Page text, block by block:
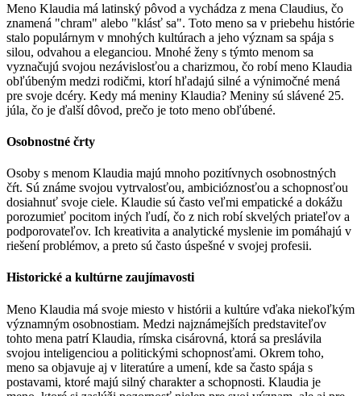
Meno Klaudia má latinský pôvod a vychádza z mena Claudius, čo
znamená "chram" alebo "klásť sa". Toto meno sa v priebehu histórie
stalo populárnym v mnohých kultúrach a jeho význam sa spája s
silou, odvahou a eleganciou. Mnohé ženy s týmto menom sa
vyznačujú svojou nezávislosťou a charizmou, čo robí meno Klaudia
obľúbeným medzi rodičmi, ktorí hľadajú silné a výnimočné mená
pre svoje dcéry. Kedy má meniny Klaudia? Meniny sú slávené 25.
júla, čo je ďalší dôvod, prečo je toto meno obľúbené.
Osobnostné črty
Osoby s menom Klaudia majú mnoho pozitívnych osobnostných
čŕt. Sú známe svojou vytrvalosťou, ambicióznosťou a schopnosťou
dosiahnuť svoje ciele. Klaudie sú často veľmi empatické a dokážu
porozumieť pocitom iných ľudí, čo z nich robí skvelých priateľov a
podporovateľov. Ich kreativita a analytické myslenie im pomáhajú v
riešení problémov, a preto sú často úspešné v svojej profesii.
Historické a kultúrne zaujímavosti
Meno Klaudia má svoje miesto v histórii a kultúre vďaka niekoľkým
významným osobnostiam. Medzi najznámejších predstaviteľov
tohto mena patrí Klaudia, rímska cisárovná, ktorá sa preslávila
svojou inteligenciou a politickými schopnosťami. Okrem toho,
meno sa objavuje aj v literatúre a umení, kde sa často spája s
postavami, ktoré majú silný charakter a schopnosti. Klaudia je